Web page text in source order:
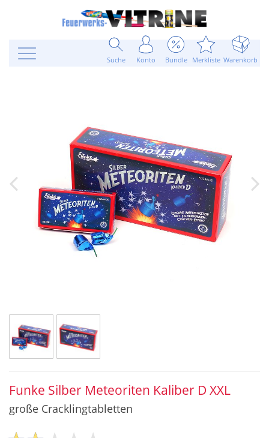
Suche Konto Bundle Merkliste Warenkorb
Funke Silber Meteoriten Kaliber D XXL
große Cracklingtabletten